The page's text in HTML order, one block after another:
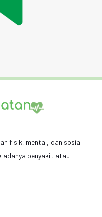
fisik, mental, dan sosial
adanya penyakit atau